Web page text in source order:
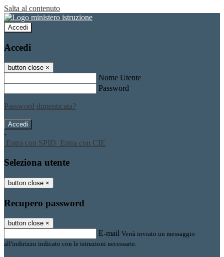
Salta al contenuto
Accedi
Accedi
button close ×
Nome Utente
Password
Password dimenticata?
-
Entra con SPID Entra con CIE
Seleziona utente
button close ×
Recupero password
button close ×
E-mail Verrà inviato un messaggio
all'indirizzo indicato con le istruzioni necessarie.